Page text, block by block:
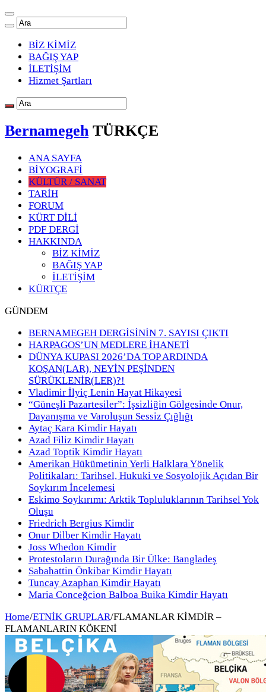
BİZ KİMİZ
BAĞIŞ YAP
İLETİŞİM
Hizmet Şartları
Bernamegeh TÜRKÇE
ANA SAYFA
BİYOGRAFİ
KÜLTÜR / SANAT
TARİH
FORUM
KÜRT DİLİ
PDF DERGİ
HAKKINDA
BİZ KİMİZ
BAĞIŞ YAP
İLETİŞİM
KÜRTÇE
GÜNDEM
BERNAMEGEH DERGİSİNİN 7. SAYISI ÇIKTI
HARPAGOS’UN MEDLERE İHANETİ
DÜNYA KUPASI 2026’DA TOP ARDINDA
KOŞAN(LAR), NEYİN PEŞİNDEN
SÜRÜKLENİR(LER)?!
Vladimir İlyiç Lenin Hayat Hikayesi
“Güneşli Pazartesiler”: İşsizliğin Gölgesinde Onur,
Dayanışma ve Varoluşun Sessiz Çığlığı
Aytaç Kara Kimdir Hayatı
Azad Filiz Kimdir Hayatı
Azad Toptik Kimdir Hayatı
Amerikan Hükümetinin Yerli Halklara Yönelik
Politikaları: Tarihsel, Hukuki ve Sosyolojik Açıdan Bir
Soykırım İncelemesi
Eskimo Soykırımı: Arktik Topluluklarının Tarihsel Yok
Oluşu
Friedrich Bergius Kimdir
Onur Dilber Kimdir Hayatı
Joss Whedon Kimdir
Protestoların Durağında Bir Ülke: Bangladeş
Sabahattin Önkibar Kimdir Hayatı
Tuncay Azaphan Kimdir Hayatı
Maria Conceğcion Balboa Buika Kimdir Hayatı
Home/ETNİK GRUPLAR/FLAMANLAR KİMDİR –
FLAMANLARIN KÖKENİ